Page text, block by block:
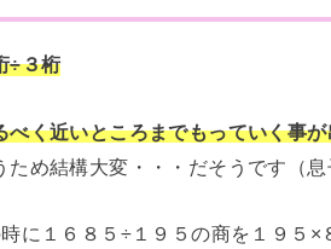
÷３桁
べく近いところまでもっていく事
め結構大変・・・だそうです（息
に１６８５÷１９５の商を１９５